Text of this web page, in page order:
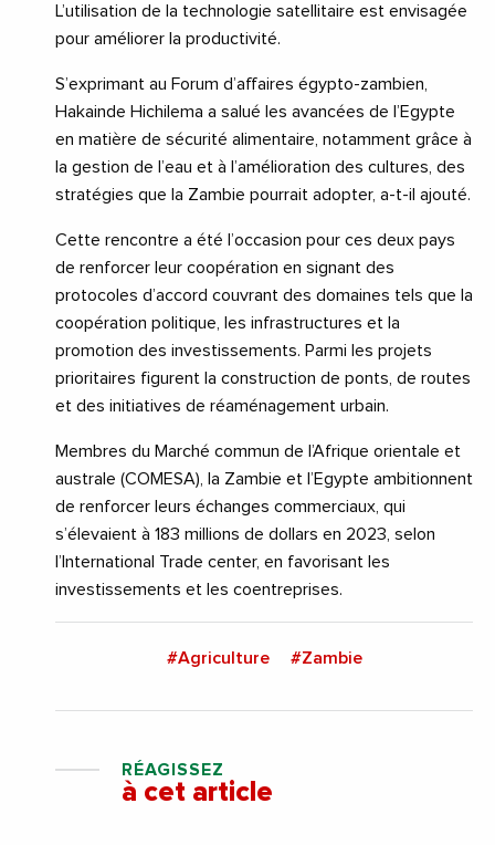
L’utilisation de la technologie satellitaire est envisagée
pour améliorer la productivité.
S’exprimant au Forum d’affaires égypto-zambien,
Hakainde Hichilema a salué les avancées de l’Egypte
en matière de sécurité alimentaire, notamment grâce à
la gestion de l’eau et à l’amélioration des cultures, des
stratégies que la Zambie pourrait adopter, a-t-il ajouté.
Cette rencontre a été l’occasion pour ces deux pays
de renforcer leur coopération en signant des
protocoles d’accord couvrant des domaines tels que la
coopération politique, les infrastructures et la
promotion des investissements. Parmi les projets
prioritaires figurent la construction de ponts, de routes
et des initiatives de réaménagement urbain.
Membres du Marché commun de l’Afrique orientale et
australe (COMESA), la Zambie et l’Egypte ambitionnent
de renforcer leurs échanges commerciaux, qui
s’élevaient à 183 millions de dollars en 2023, selon
l’International Trade center, en favorisant les
investissements et les coentreprises.
#Agriculture #Zambie
RÉAGISSEZ
à cet article